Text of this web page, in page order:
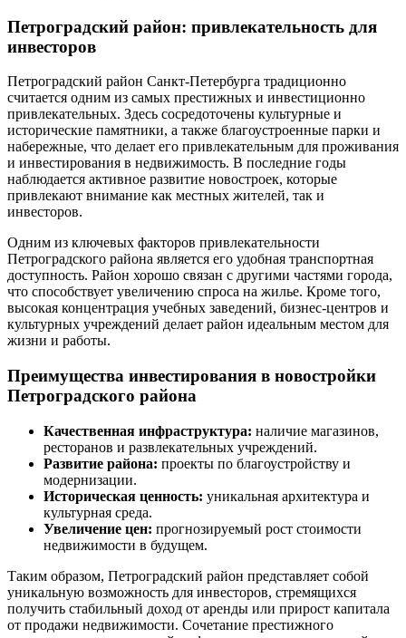
Петроградский район: привлекательность для
инвесторов
Петроградский район Санкт-Петербурга традиционно
считается одним из самых престижных и инвестиционно
привлекательных. Здесь сосредоточены культурные и
исторические памятники, а также благоустроенные парки и
набережные, что делает его привлекательным для проживания
и инвестирования в недвижимость. В последние годы
наблюдается активное развитие новостроек, которые
привлекают внимание как местных жителей, так и
инвесторов.
Одним из ключевых факторов привлекательности
Петроградского района является его удобная транспортная
доступность. Район хорошо связан с другими частями города,
что способствует увеличению спроса на жилье. Кроме того,
высокая концентрация учебных заведений, бизнес-центров и
культурных учреждений делает район идеальным местом для
жизни и работы.
Преимущества инвестирования в новостройки
Петроградского района
Качественная инфраструктура: наличие магазинов,
ресторанов и развлекательных учреждений.
Развитие района: проекты по благоустройству и
модернизации.
Историческая ценность: уникальная архитектура и
культурная среда.
Увеличение цен: прогнозируемый рост стоимости
недвижимости в будущем.
Таким образом, Петроградский район представляет собой
уникальную возможность для инвесторов, стремящихся
получить стабильный доход от аренды или прирост капитала
от продажи недвижимости. Сочетание престижного